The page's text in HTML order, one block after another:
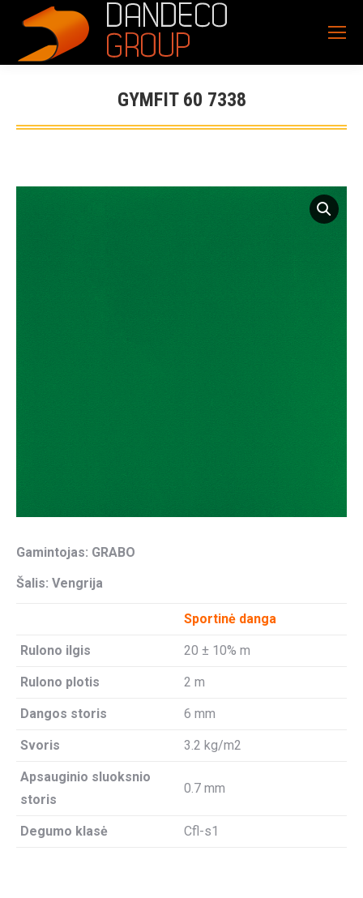
GYMFIT 60 7338
Gamintojas: GRABO
Šalis: Vengrija
Sportinė danga
Rulono ilgis 20 ± 10% m
Rulono plotis 2 m
Dangos storis 6 mm
Svoris 3.2 kg/m2
Apsauginio sluoksnio
storis
0.7 mm
Degumo klasė Cfl-s1